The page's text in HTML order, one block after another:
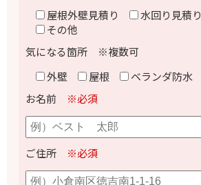
屋根外壁見積り 水回り見積り
その他
気になる箇所 ※複数可
外壁
屋根 ベランダ防水
お名前 ※必須
ご住所 ※必須